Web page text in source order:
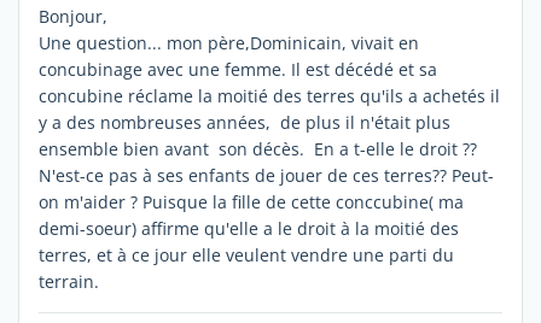
Bonjour,
Une question... mon père,Dominicain, vivait en
concubinage avec une femme. Il est décédé et sa
concubine réclame la moitié des terres qu'ils a achetés il
y a des nombreuses années, de plus il n'était plus
ensemble bien avant son décès. En a t-elle le droit ??
N'est-ce pas à ses enfants de jouer de ces terres?? Peut-
on m'aider ? Puisque la fille de cette conccubine( ma
demi-soeur) affirme qu'elle a le droit à la moitié des
terres, et à ce jour elle veulent vendre une parti du
terrain.